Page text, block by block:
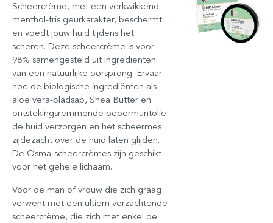
Scheercrème, met een verkwikkend
menthol-fris geurkarakter, beschermt
en voedt jouw huid tijdens het
scheren. Deze scheercrème is voor
98% samengesteld uit ingrediënten
van een natuurlijke oorsprong. Ervaar
hoe de biologische ingrediënten als
aloë vera-bladsap, Shea Butter en
ontstekingsremmende pepermuntolie
de huid verzorgen en het scheermes
zijdezacht over de huid laten glijden.
De Osma-scheercrèmes zijn geschikt
voor het gehele lichaam.
Voor de man of vrouw die zich graag
verwent met een ultiem verzachtende
scheercrème, die zich met enkel de